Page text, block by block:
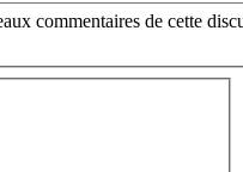
commentaires de cette